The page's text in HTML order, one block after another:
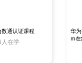
提前和红帽认证培训机
认证考试不接受个人直
通认证课程
在学
华
m在